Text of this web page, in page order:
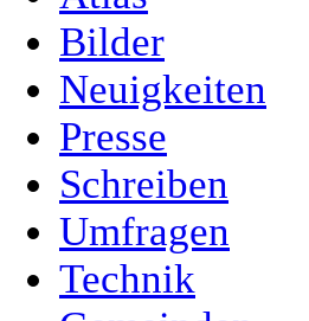
Bilder
Neuigkeiten
Presse
Schreiben
Umfragen
Technik